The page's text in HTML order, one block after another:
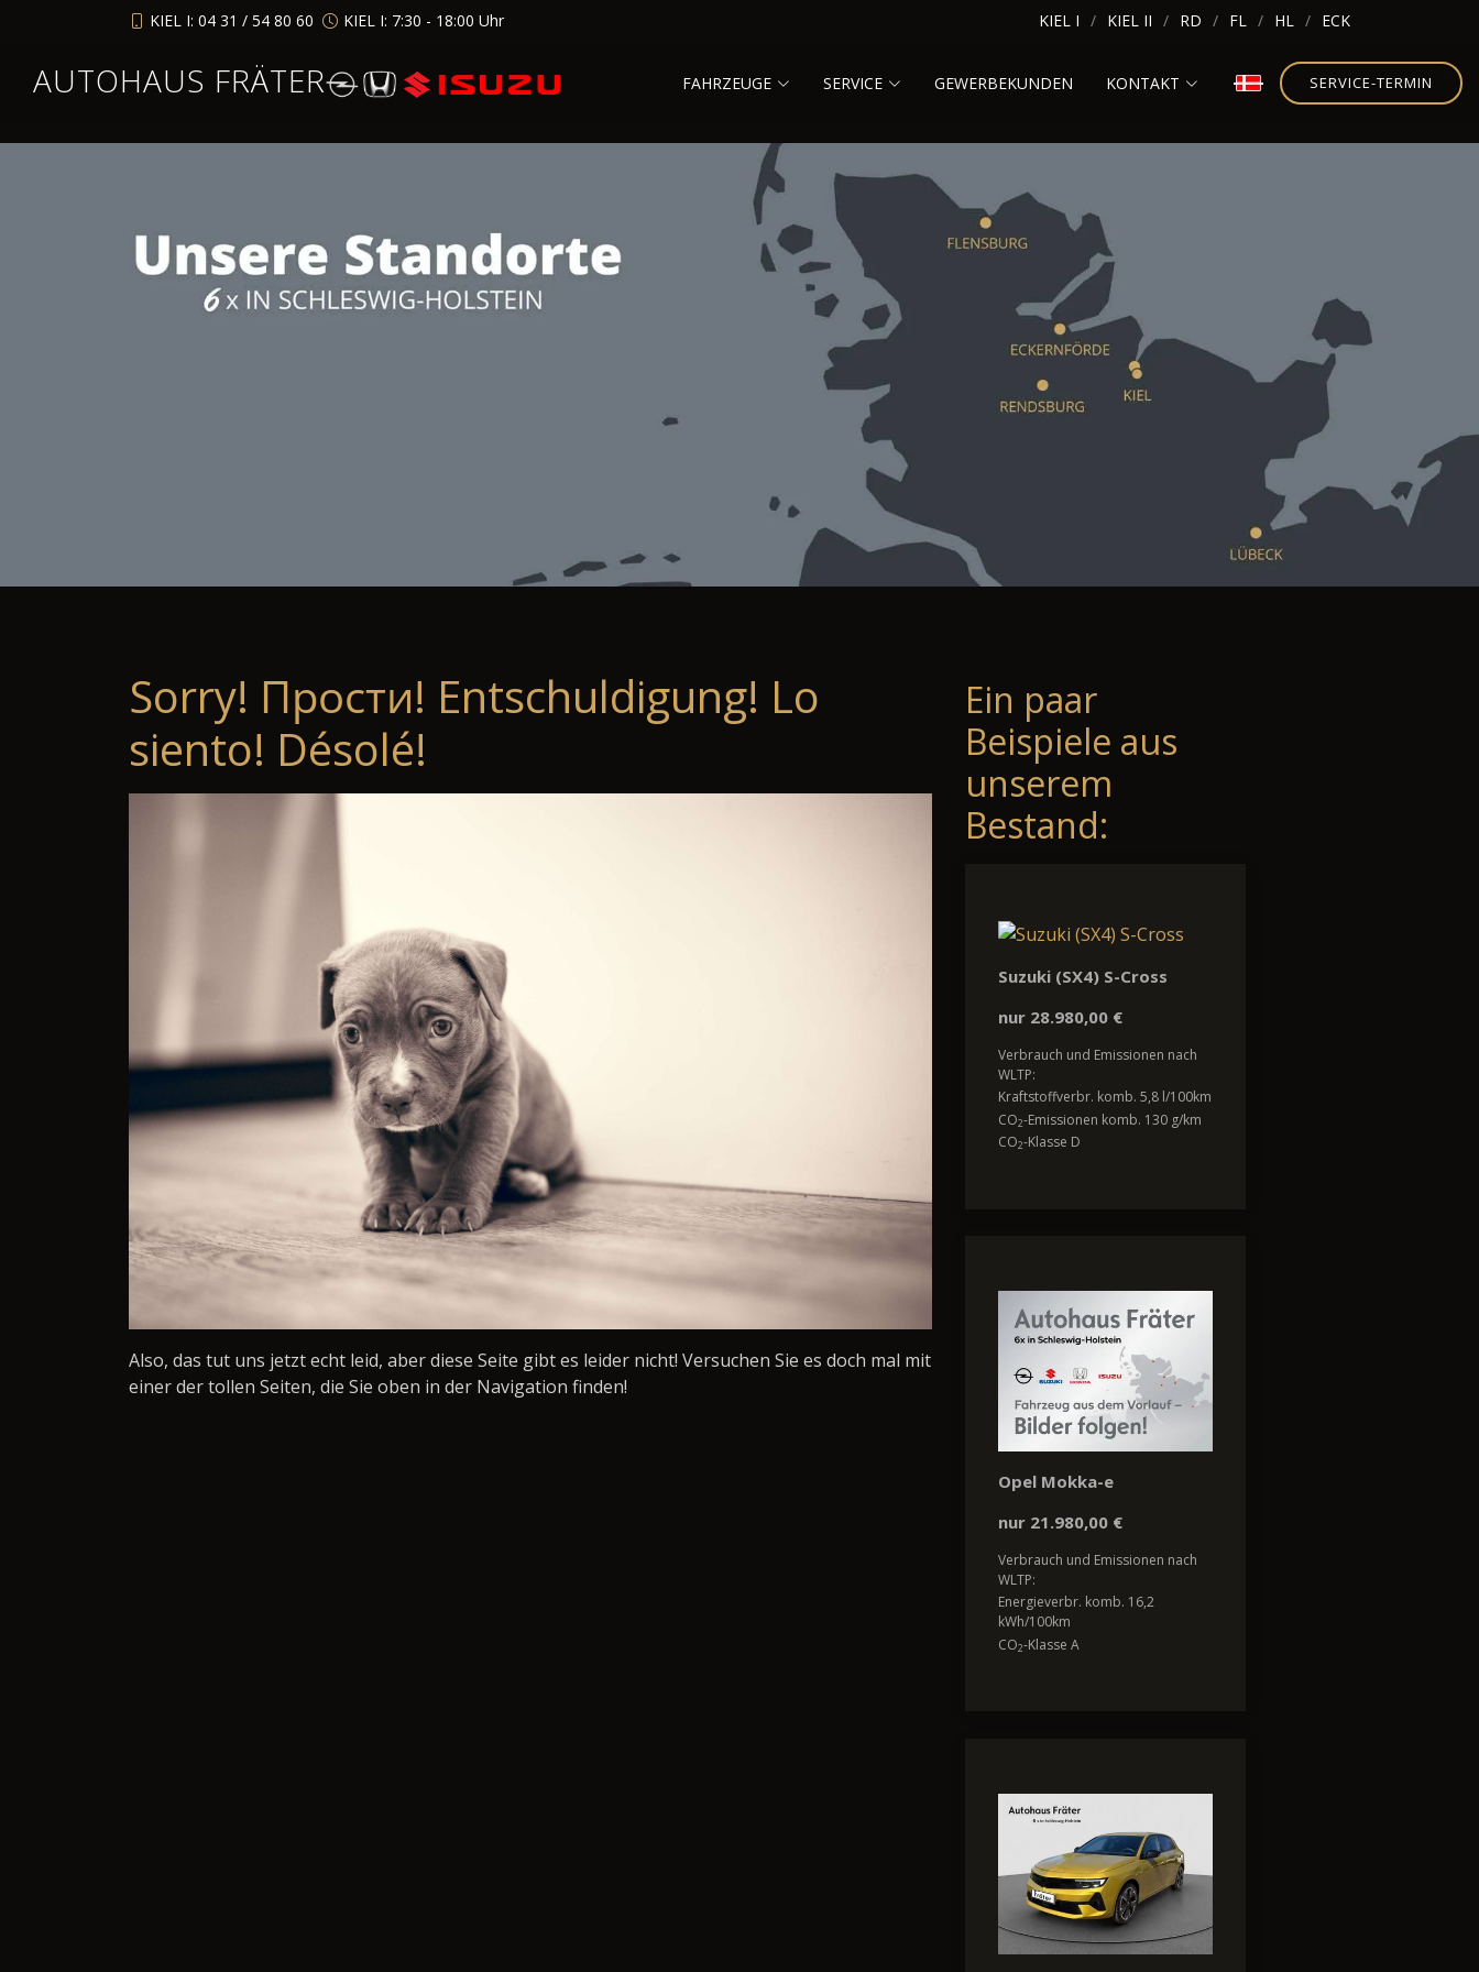
KIEL I: 04 31 / 54 80 60 KIEL I: 7:30 - 18:00 Uhr KIEL I KIEL II RD FL HL ECK
AUTOHAUS FRÄTER FAHRZEUGE SERVICE GEWERBEKUNDEN KONTAKT SERVICE-TERMIN
Sorry! Прости! Entschuldigung! Lo
siento! Désolé!
Also, das tut uns jetzt echt leid, aber diese Seite gibt es leider nicht! Versuchen Sie es doch mal mit
einer der tollen Seiten, die Sie oben in der Navigation finden!
Ein paar
Beispiele aus
unserem
Bestand:
Suzuki (SX4) S-Cross
nur 28.980,00 €
Verbrauch und Emissionen nach
WLTP:
Kraftstoffverbr. komb. 5,8 l/100km
CO2-Emissionen komb. 130 g/km
CO2-Klasse D
Opel Mokka-e
nur 21.980,00 €
Verbrauch und Emissionen nach
WLTP:
Energieverbr. komb. 16,2
kWh/100km
CO2-Klasse A